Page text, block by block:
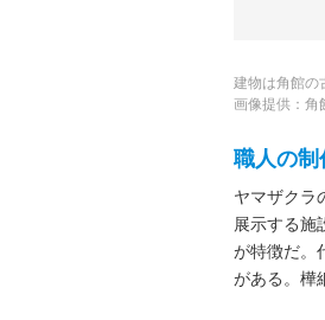
建物は角館の
画像提供：角
職人の
ヤマザクラ
展示する施
が特徴だ。
がある。樺